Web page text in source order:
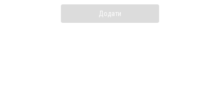
Додати